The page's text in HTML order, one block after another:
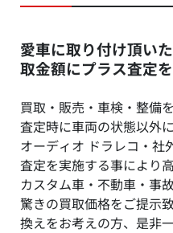
愛車に取り付け頂い
取金額にプラス査定を
買取・販売・車検・整備
査定時に車両の状態以外
オーディオ ドラレコ・社
査定を実施する事により
カスタム車・不動車・事
驚きの買取価格をご提示
換えをお考えの方、是非